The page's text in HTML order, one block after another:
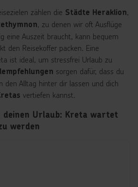
zählen die Städte Heraklion,
, zu denen wir oft Ausflüge
eine Auszeit braucht, kann bequem
den Reisekoffer packen. Eine
ist ideal, um stressfrei Urlaub zu
sorgen dafür, dass du
den Alltag hinter dir lassen und dich
vertiefen kannst.
deinen Urlaub: Kreta wartet
werden